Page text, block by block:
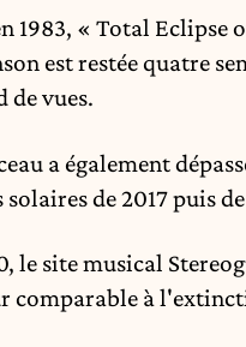
1983, « Total Eclipse
est restée quatre
vues.
a également
solaires de 2017 puis
le site musical
comparable à